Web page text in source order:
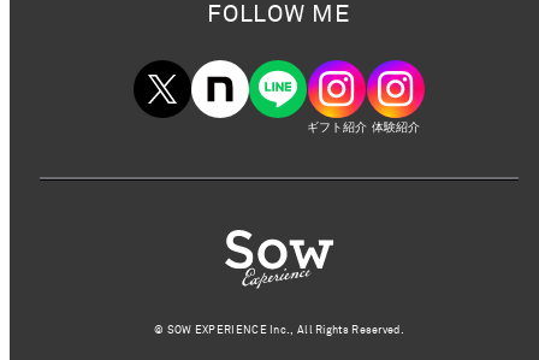
FOLLOW ME
ギフト紹介 体験紹介
©︎ SOW EXPERIENCE Inc., All Rights Reserved.